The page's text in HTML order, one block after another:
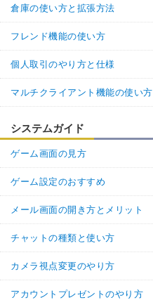
倉庫の使い方と拡張方法
フレンド機能の使い方
個人取引のやり方と仕様
マルチクライアント機能の使い方
システムガイド
ゲーム画面の見方
ゲーム設定のおすすめ
メール画面の開き方とメリット
チャットの種類と使い方
カメラ視点変更のやり方
アカウントプレゼントのやり方